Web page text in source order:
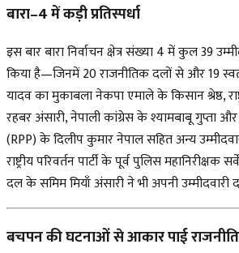
बारा–4 में कड़ी प्रतिस्पर्धा
इस बार बारा निर्वाचन क्षेत्र संख्या 4 में कुल39
किया है—जिनमें20 राजनीतिक दलों से और 19
यादव का मुकाबला नेकपा एमाले के किसान श्रेष्ठ,
रहबर अंसारी, नेपाली कांग्रेस के श्यामबाबू गुप्ता और
(RPP) के दिलीप कुमार नेपाल सहित अन्य
राष्ट्रीय परिवर्तन पार्टी के पूर्व पुलिस महानिरीक्षक
दल के समिम मियाँ अंसारी ने भी अपनी उम्मीदवारी
बचपन की घटनाओं से आकार पाई